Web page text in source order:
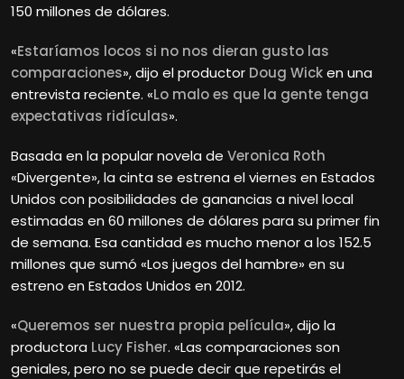
150 millones de dólares.
«Estaríamos locos si no nos dieran gusto las
comparaciones», dijo el productor Doug Wicken una
entrevista reciente. «Lo malo es que la gente tenga
expectativas ridículas».
Basada en la popular novela de Veronica Roth
«Divergente», la cinta se estrena el viernes en Estados
Unidos con posibilidades de ganancias a nivel local
estimadas en 60 millones de dólares para su primer fin
de semana. Esa cantidad es mucho menor a los 152.5
millones que sumó «Los juegos del hambre» en su
estreno en Estados Unidos en 2012.
«Queremos ser nuestra propia película», dijo la
productora Lucy Fisher. «Las comparaciones son
geniales, pero no se puede decir que repetirás el